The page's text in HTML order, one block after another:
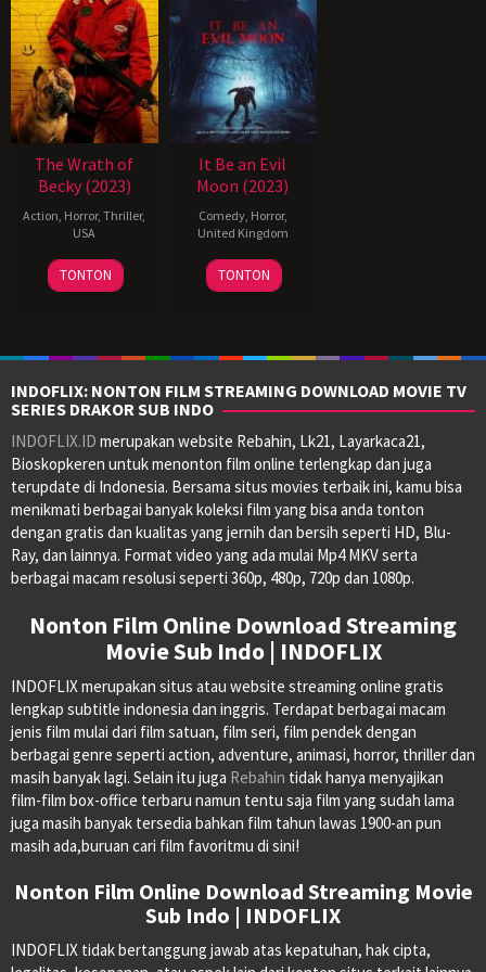
The Wrath of
Becky (2023)
Action, Horror,Thriller,
USA
26
May
Matt
Angel
TONTON
It Be an Evil
Moon (2023)
Comedy, Horror,
United Kingdom
2
Oct
Rita
Limão
TONTON
INDOFLIX: NONTON FILM STREAMING DOWNLOAD MOVIE TV
SERIES DRAKOR SUB INDO
INDOFLIX.ID merupakan website Rebahin, Lk21, Layarkaca21,
Bioskopkeren untuk menonton film online terlengkap dan juga
terupdate di Indonesia. Bersama situs movies terbaik ini, kamu bisa
menikmati berbagai banyak koleksi film yang bisa anda tonton
dengan gratis dan kualitas yang jernih dan bersih seperti HD, Blu-
Ray, dan lainnya. Format video yang ada mulai Mp4 MKV serta
berbagai macam resolusi seperti 360p, 480p, 720p dan 1080p.
Nonton Film Online Download Streaming
Movie Sub Indo | INDOFLIX
INDOFLIX merupakan situs atau website streaming online gratis
lengkap subtitle indonesia dan inggris. Terdapat berbagai macam
jenis film mulai dari film satuan, film seri, film pendek dengan
berbagai genre seperti action, adventure, animasi, horror, thriller dan
masih banyak lagi. Selain itu juga Rebahin tidak hanya menyajikan
film-film box-office terbaru namun tentu saja film yang sudah lama
juga masih banyak tersedia bahkan film tahun lawas 1900-an pun
masih ada,buruan cari film favoritmu di sini!
Nonton Film Online Download Streaming Movie
Sub Indo | INDOFLIX
INDOFLIX tidak bertanggung jawab atas kepatuhan, hak cipta,